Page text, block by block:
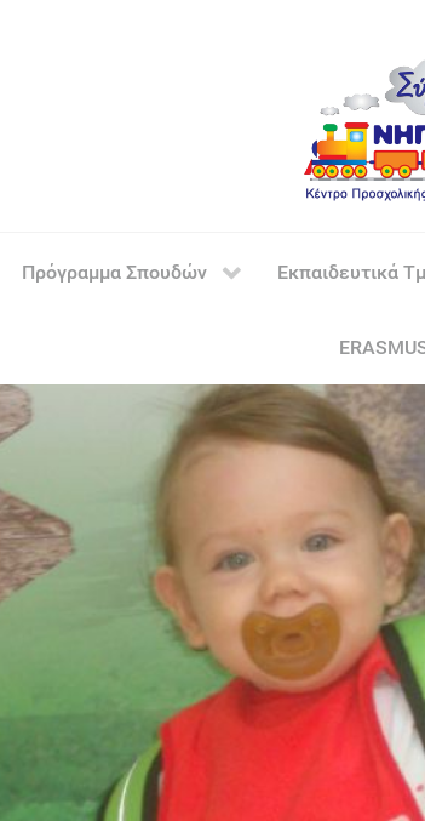
Πρόγραμμα Σπουδών Εκπαιδευτικά